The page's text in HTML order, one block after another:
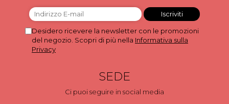
Desidero ricevere la newsletter con le promozioni
del negozio. Scopri di più nella Informativa sulla
Privacy
SEDE
Ci puoi seguire in social media